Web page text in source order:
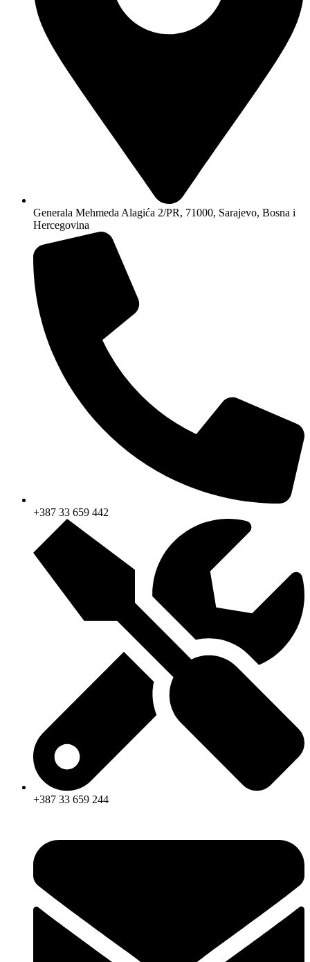
Generala Mehmeda Alagića 2/PR, 71000, Sarajevo, Bosna i
Hercegovina
+387 33 659 442
+387 33 659 244